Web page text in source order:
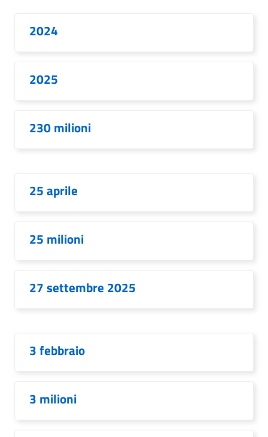
2024
2025
230 milioni
25 aprile
25 milioni
27 settembre 2025
3 febbraio
3 milioni